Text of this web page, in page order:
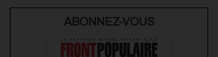
ABONNEZ-VOUS